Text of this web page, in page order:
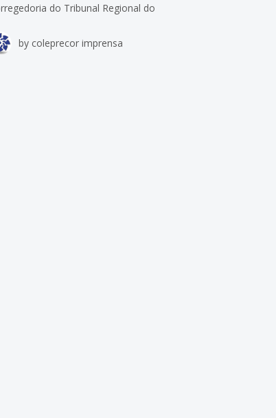
do Tribunal Regional do
na 9ª Reunião do Colégio dos
by coleprecor imprensa